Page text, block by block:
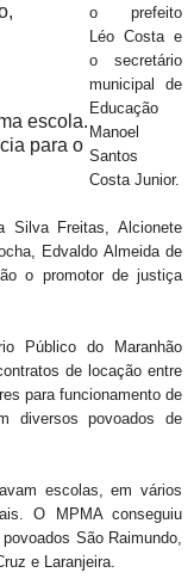
escola.
para o
o prefeito
Léo Costa e
o secretário
municipal de
Educação
Manoel
Santos
Costa Junior.
Silva Freitas, Alcionete
Edvaldo Almeida de
o promotor de justiça
Público do Maranhão
de locação entre
para funcionamento de
diversos povoados de
escolas, em vários
O MPMA conseguiu
São Raimundo,
e Laranjeira.